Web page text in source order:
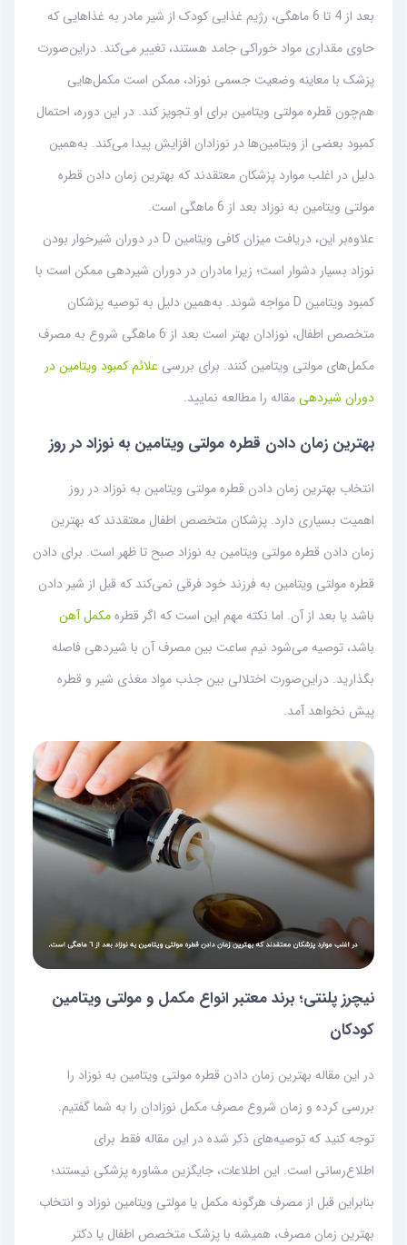
بعد از 4 تا 6 ماهگی، رژیم غذایی کودک از شیر مادر به غذاهایی که
حاوی مقداری مواد خوراکی جامد هستند، تغییر می‌کند. دراین‌صورت
پزشک با معاینه وضعیت جسمی نوزاد، ممکن است مکمل‌هایی
هم‌چون قطره مولتی ویتامین برای او تجویز کند. در این دوره، احتمال
کمبود بعضی از ویتامین‌ها در نوزادان افزایش پیدا می‌کند. به‌همین
دلیل در اغلب موارد پزشکان معتقدند که بهترین زمان دادن قطره
مولتی ویتامین به نوزاد بعد از 6 ماهگی است.
علاوه‌‌بر این، دریافت میزان کافی ویتامین D در دوران شیرخوار بودن
نوزاد بسیار دشوار است؛ زیرا مادران در دوران شیردهی ممکن است با
کمبود ویتامین D مواجه ‌شوند. به‌همین دلیل به توصیه پزشکان
متخصص اطفال، نوزادان بهتر است بعد از 6 ماهگی شروع به مصرف
مکمل‌های مولتی ویتامین کنند. برای بررسی علائم کمبود ویتامین در
دوران شیردهیمقاله را مطالعه نمایید.
بهترین زمان دادن قطره مولتی ویتامین به نوزاد در روز
انتخاب بهترین زمان دادن قطره مولتی ویتامین به نوزاد در روز
اهمیت بسیاری دارد. پزشکان متخصص اطفال معتقدند که بهترین
زمان دادن قطره مولتی ویتامین به نوزاد صبح تا ظهر است. برای دادن
قطره مولتی ویتامین به فرزند خود فرقی نمی‌کند که قبل از شیر دادن
باشد یا بعد از آن. اما نکته مهم این است که اگر قطرهمکمل آهن
باشد، توصیه می‌شود نیم ساعت بین مصرف آن با شیردهی فاصله
بگذارید. دراین‌صورت اختلالی بین جذب مواد مغذی شیر و قطره
پیش نخواهد آمد.
نیچرز پلنتی؛ برند معتبر انواع مکمل و مولتی ویتامین
کودکان
در این مقاله بهترین زمان دادن قطره مولتی ویتامین به نوزاد را
بررسی کرده و زمان شروع مصرف مکمل نوزادان را به شما گفتیم.
توجه کنید که توصیه‌های ذکر شده در این مقاله فقط برای
اطلاع‌رسانی است. این اطلاعات، جایگزین مشاوره پزشکی نیستند؛
بنابراین قبل از مصرف هرگونه مکمل یا مولتی ویتامین نوزاد و انتخاب
بهترین زمان مصرف، همیشه با پزشک متخصص اطفال یا دکتر